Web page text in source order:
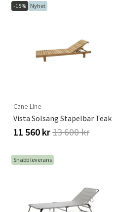
-15% Nyhet
Cane-Line
Vista Solsäng Stapelbar Teak
11 560 kr13 600 kr
Snabb leverans